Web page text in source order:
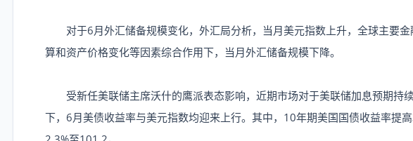
对于6月外汇储备规模变化，外汇局分析，当月美元指数上升，全球主要金
算和资产价格变化等因素综合作用下，当月外汇储备规模下降。
受新任美联储主席沃什的鹰派表态影响，近期市场对于美联储加息预期持
下，6月美债收益率与美元指数均迎来上行。其中，10年期美国国债收益率提